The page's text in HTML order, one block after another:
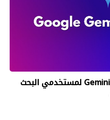
«جوجل» تطرح أداة Gemini Canvas لمستخدمي البحث